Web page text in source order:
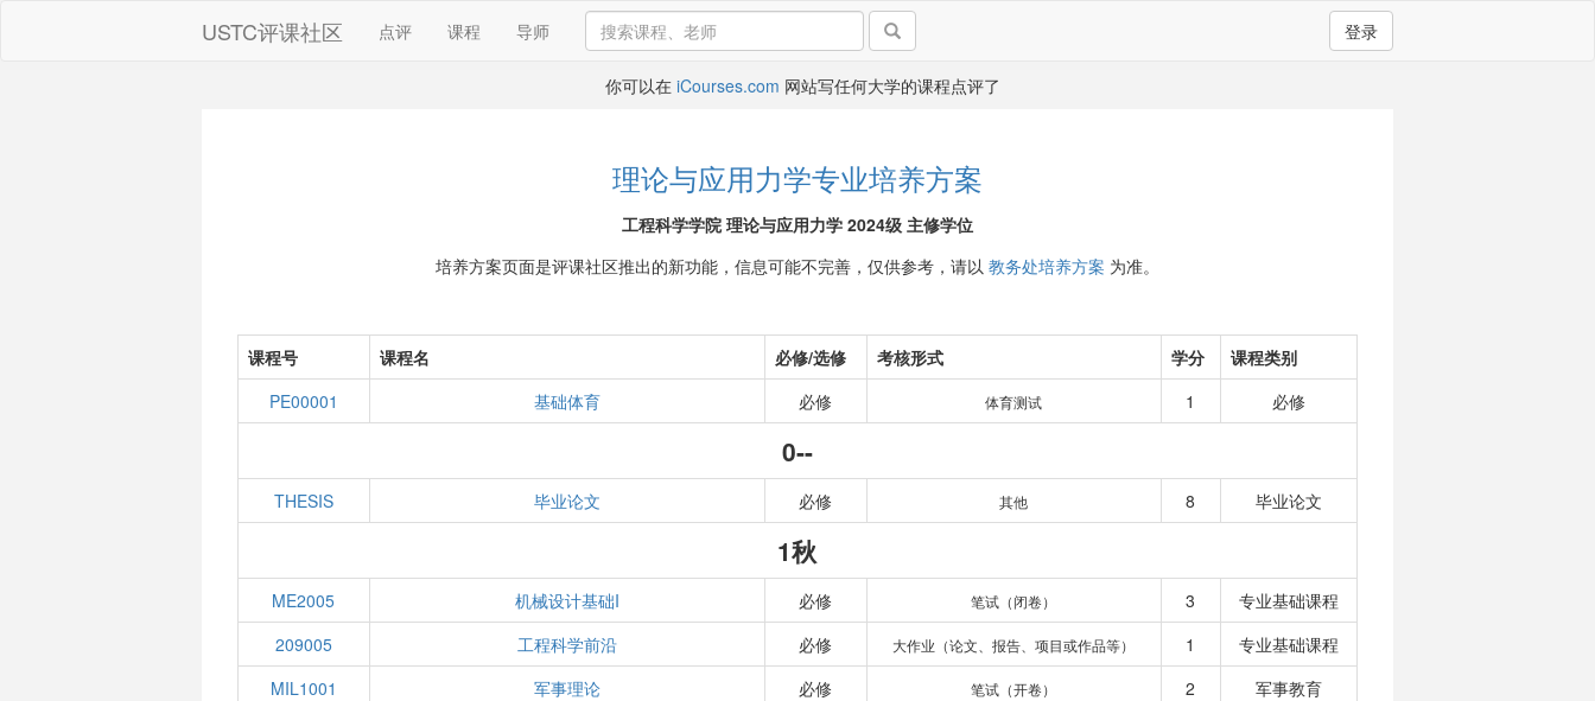
USTC评课社区 点评 课程 导师 登录
你可以在 iCourses.com 网站写任何大学的课程点评了
理论与应用力学专业培养方案
工程科学学院 理论与应用力学 2024级 主修学位
培养方案页面是评课社区推出的新功能，信息可能不完善，仅供参考，请以 教务处培养方案 为准。
课程号 课程名 必修/选修 考核形式 学分
课程类别
PE00001
基础体育 必修 体育测试 1 必修
0--
THESIS 毕业论文 必修 其他 8 毕业论文
1秋
ME2005 机械设计基础I 必修 笔试（闭卷） 3
专业基础课程
209005
工程科学前沿 必修 大作业（论文、报告、项目或作品等） 1
专业基础课程
MIL1001
军事理论 必修 笔试（开卷） 2
军事教育